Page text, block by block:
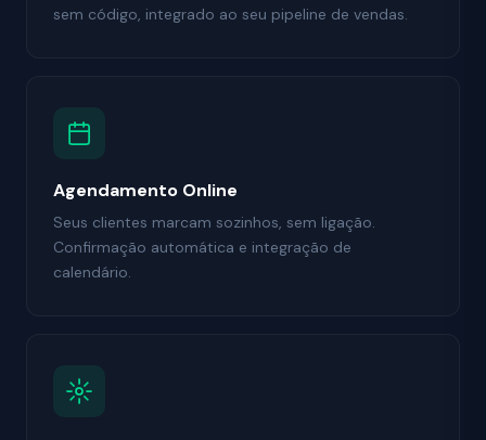
sem código, integrado ao seu pipeline de vendas.
Agendamento Online
Seus clientes marcam sozinhos, sem ligação.
Confirmação automática e integração de
calendário.